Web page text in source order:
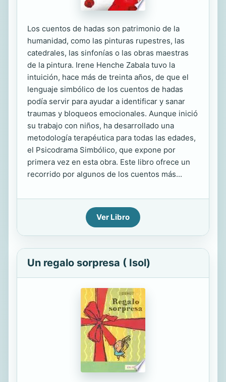
Los cuentos de hadas son patrimonio de la
humanidad, como las pinturas rupestres, las
catedrales, las sinfonías o las obras maestras
de la pintura. Irene Henche Zabala tuvo la
intuición, hace más de treinta años, de que el
lenguaje simbólico de los cuentos de hadas
podía servir para ayudar a identificar y sanar
traumas y bloqueos emocionales. Aunque inició
su trabajo con niños, ha desarrollado una
metodología terapéutica para todas las edades,
el Psicodrama Simbólico, que expone por
primera vez en esta obra. Este libro ofrece un
recorrido por algunos de los cuentos más...
Ver Libro
Un regalo sorpresa ( Isol)